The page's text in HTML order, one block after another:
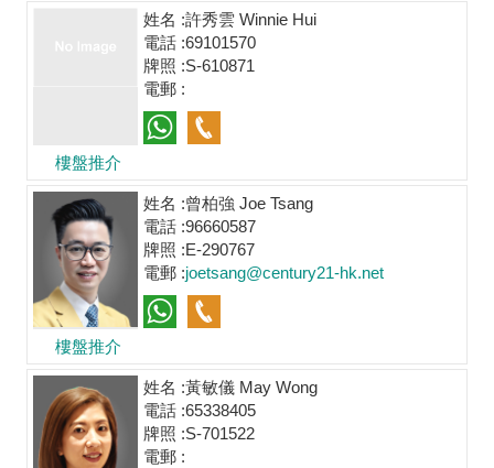
樓盤推介
姓名 :許秀雲 Winnie Hui
電話 :69101570
牌照 :S-610871
電郵 :
樓盤推介
姓名 :曾柏強 Joe Tsang
電話 :96660587
牌照 :E-290767
電郵 :joetsang@century21-hk.net
姓名 :黃敏儀 May Wong
電話 :65338405
牌照 :S-701522
電郵 :